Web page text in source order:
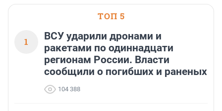
ТОП 5
1
ВСУ ударили дронами и
ракетами по одиннадцати
регионам России. Власти
сообщили о погибших и раненых
104 388